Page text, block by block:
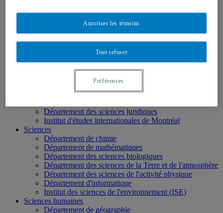
Département de stratégie, responsabilité sociale et
environnementale
Département des sciences économiques
Département d’analytique, opérations et technologies
École supérieure de mode
Politique et droit
Département des sciences juridiques
Institut d'études internationales de Montréal
Sciences
Département de chimie
Département de mathématiques
Département des sciences biologiques
Département des sciences de la Terre et de l'atmosphère
Département des sciences de l'activité physique
Département d'informatique
Institut des sciences de l'environnement (ISE)
Sciences humaines
Département de géographie
Tout refuser
Autoriser les témoins
Préférences